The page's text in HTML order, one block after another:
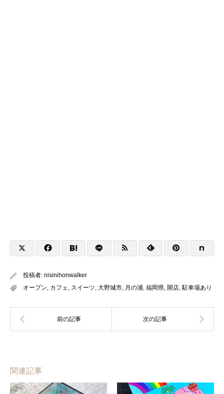
投稿者: nisinihonwalker
オープン カフェ スイーツ 大野城市 月の浦 福岡県 開店 駐車場あり
関連記事